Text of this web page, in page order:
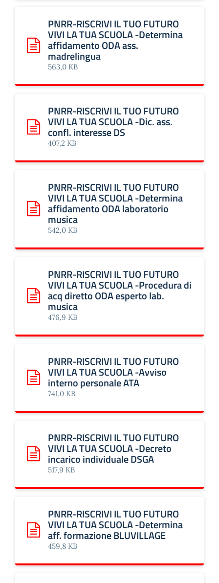
Scarica: PNRR-RISCRIVI IL TUO FUTURO VIVI LA TUA
PNRR-RISCRIVI IL TUO FUTURO
VIVI LA TUA SCUOLA -Determina
affidamento ODA ass.
madrelingua
563,0 KB
Scarica: PNRR-RISCRIVI IL TUO FUTURO VIVI LA TUA
PNRR-RISCRIVI IL TUO FUTURO
VIVI LA TUA SCUOLA -Dic. ass.
confl. interesse DS
407,2 KB
Scarica: PNRR-RISCRIVI IL TUO FUTURO VIVI LA TUA
PNRR-RISCRIVI IL TUO FUTURO
VIVI LA TUA SCUOLA -Determina
affidamento ODA laboratorio
musica
542,0 KB
Scarica: PNRR-RISCRIVI IL TUO FUTURO VIVI LA TUA
PNRR-RISCRIVI IL TUO FUTURO
VIVI LA TUA SCUOLA -Procedura di
acq diretto ODA esperto lab.
musica
476,9 KB
Scarica: PNRR-RISCRIVI IL TUO FUTURO VIVI LA TUA
PNRR-RISCRIVI IL TUO FUTURO
VIVI LA TUA SCUOLA -Avviso
interno personale ATA
741,0 KB
Scarica: PNRR-RISCRIVI IL TUO FUTURO VIVI LA TUA
PNRR-RISCRIVI IL TUO FUTURO
VIVI LA TUA SCUOLA -Decreto
incarico individuale DSGA
517,9 KB
Scarica: PNRR-RISCRIVI IL TUO FUTURO VIVI LA TUA
PNRR-RISCRIVI IL TUO FUTURO
VIVI LA TUA SCUOLA -Determina
aff. formazione BLUVILLAGE
459,8 KB